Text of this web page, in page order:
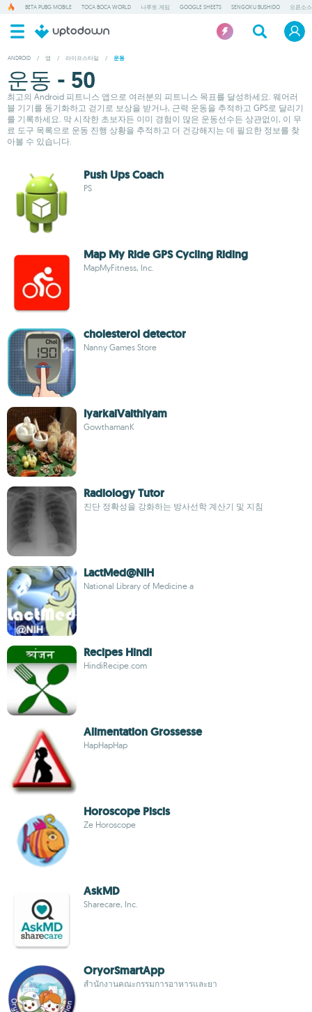
BETA PUBG MOBILE TOCA BOCA WORLD 나루토 게임 GOOGLE SHEETS SENGOKU BUSHIDO 오픈소
ANDROID / 앱 / 라이프스타일 / 운동
운동 - 50
최고의 Android 피트니스 앱으로 여러분의 피트니스 목표를 달성하세요. 웨어러
블 기기를 동기화하고 걷기로 보상을 받거나, 근력 운동을 추적하고 GPS로 달리기
를 기록하세요. 막 시작한 초보자든 이미 경험이 많은 운동선수든 상관없이, 이 무
료 도구 목록으로 운동 진행 상황을 추적하고 더 건강해지는 데 필요한 정보를 찾
아볼 수 있습니다.
Push Ups Coach
PS
Map My Ride GPS Cycling Riding
MapMyFitness, Inc.
cholesterol detector
Nanny Games Store
IyarkaiVaithiyam
GowthamanK
Radiology Tutor
진단 정확성을 강화하는 방사선학 계산기 및 지침
LactMed@NIH
National Library of Medicine a
Recipes Hindi
HindiRecipe.com
Alimentation Grossesse
HapHapHap
Horoscope Piscis
Ze Horoscope
AskMD
Sharecare, Inc.
OryorSmartApp
สำนักงานคณะกรรมการอาหารและยา